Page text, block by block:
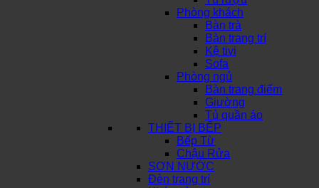
Phòng khách
Bàn trà
Bàn trang trí
Kệ tivi
Sofa
Phòng ngủ
Bàn trang điểm
Giường
Tủ quần áo
THIẾT BỊ BẾP
Bếp Từ
Chậu Rửa
SƠN NƯỚC
Đèn trang trí